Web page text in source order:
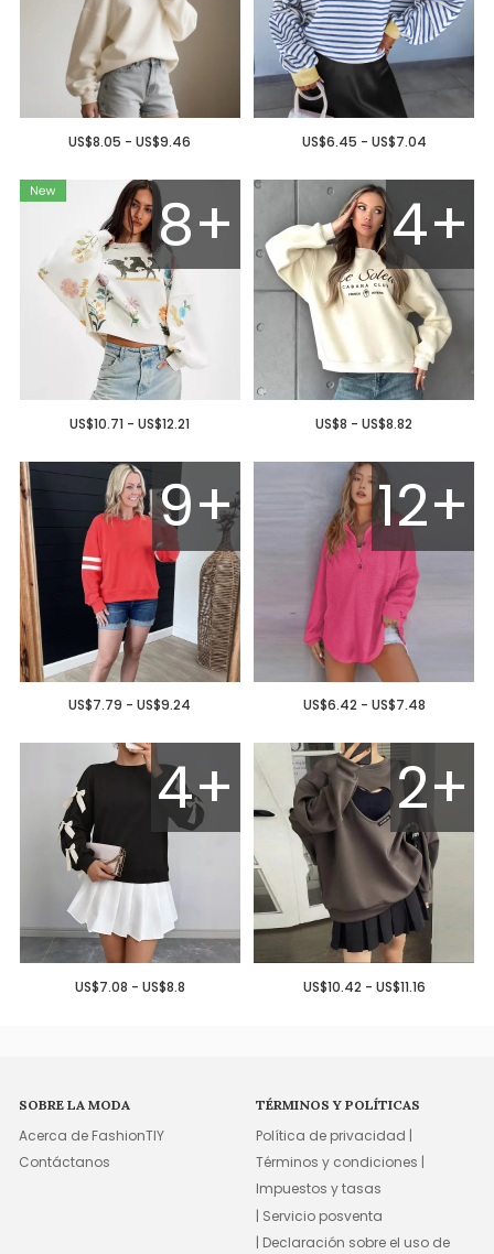
US$8.05 - US$9.46 US$6.45 - US$7.04
8+
US$10.71 - US$12.21
4+
US$8 - US$8.82
9+
US$7.79 - US$9.24
12+
US$6.42 - US$7.48
4+
US$7.08 - US$8.8
2+
US$10.42 - US$11.16
SOBRE LA MODA
Acerca de FashionTIY
Contáctanos
TÉRMINOS Y POLÍTICAS
Política de privacidad |
Términos y condiciones |
Impuestos y tasas
| Servicio posventa
| Declaración sobre el uso de